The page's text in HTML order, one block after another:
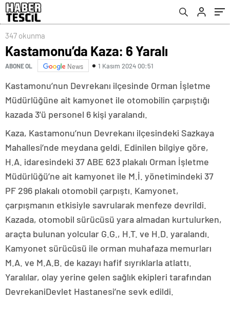
347 okunma
Kastamonu’da Kaza: 6 Yaralı
ABONE OL News 1 Kasım 2024 00:51
Kastamonu’nun Devrekanı ilçesinde Orman İşletme
Müdürlüğüne ait kamyonet ile otomobilin çarpıştığı
kazada 3’ü personel 6 kişi yaralandı.
Kaza, Kastamonu’nun Devrekanı ilçesindeki Sazkaya
Mahallesi’nde meydana geldi. Edinilen bilgiye göre,
H.A. idaresindeki 37 ABE 623 plakalı Orman İşletme
Müdürlüğü’ne ait kamyonet ile M.İ. yönetimindeki 37
PF 296 plakalı otomobil çarpıştı. Kamyonet,
çarpışmanın etkisiyle savrularak menfeze devrildi.
Kazada, otomobil sürücüsü yara almadan kurtulurken,
araçta bulunan yolcular G.G., H.T. ve H.D. yaralandı.
Kamyonet sürücüsü ile orman muhafaza memurları
M.A. ve M.A.B. de kazayı hafif sıyrıklarla atlattı.
Yaralılar, olay yerine gelen sağlık ekipleri tarafından
DevrekaniDevlet Hastanesi’ne sevk edildi.